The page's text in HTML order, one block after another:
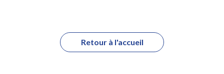
Retour à l'accueil